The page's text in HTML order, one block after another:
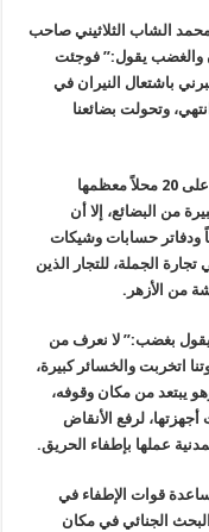
الشاب الثلاثيني صاحب
والغضب يقول:” فوجئت
باشتعال النيران في
وتحولت بضائعنا
بالرغم أن المحلات التي التهمتها النيران، لا تزيد على 20 محلاً معظمها
من البضائع، إلا أن
ودفاتر حسابات وشيكات
الجملة، للتجار الذين
من الأزهر .
يقول بغضب:” لا نعرف من
اتخربت والخسائر كبيرة،
يبتعد من مكان وقوفه،
لرفع الأنقاض
عملها بإطفاء الحريق.
قوات الإطفاء في
الجنائي في مكان